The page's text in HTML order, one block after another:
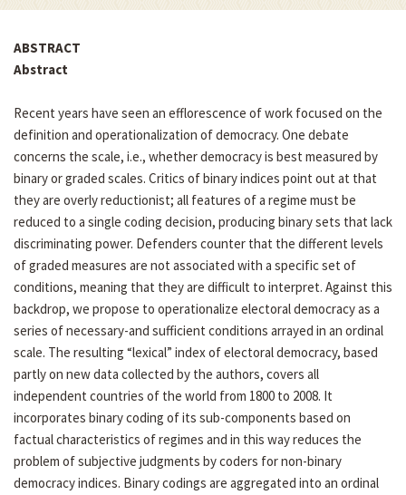
ABSTRACT
Abstract
Recent years have seen an efflorescence of work focused on the
definition and operationalization of democracy. One debate
concerns the scale, i.e., whether democracy is best measured by
binary or graded scales. Critics of binary indices point out at that
they are overly reductionist; all features of a regime must be
reduced to a single coding decision, producing binary sets that lack
discriminating power. Defenders counter that the different levels
of graded measures are not associated with a specific set of
conditions, meaning that they are difficult to interpret. Against this
backdrop, we propose to operationalize electoral democracy as a
series of necessary-and sufficient conditions arrayed in an ordinal
scale. The resulting “lexical” index of electoral democracy, based
partly on new data collected by the authors, covers all
independent countries of the world from 1800 to 2008. It
incorporates binary coding of its sub-components based on
factual characteristics of regimes and in this way reduces the
problem of subjective judgments by coders for non-binary
democracy indices. Binary codings are aggregated into an ordinal